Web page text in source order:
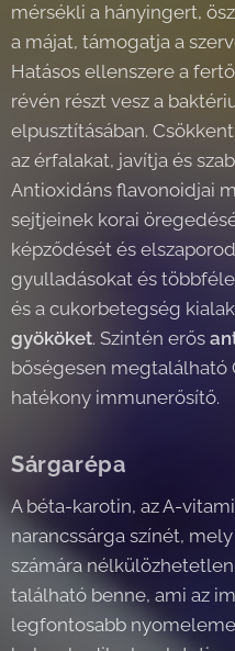
mérsékli a hányingert,
a májat, támogatja a
Hatásos ellenszere a
révén részt vesz a
elpusztításában.
az érfalakat, javítja és
Antioxidáns flavonoidjai
sejtjeinek korai
képződését és
gyulladásokat és
és a cukorbetegség
gyököket. Szintén erős
bőségesen
hatékony immunerősítő.
Sárgarépa
A béta-karotin, az A-
narancssárga színét,
számára
található benne, ami az
legfontosabb